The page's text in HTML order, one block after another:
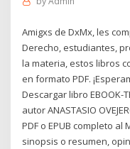
Amigxs de DxMx, les
Derecho, estudiantes,
la materia, estos libros
en formato PDF.
Descargar libro EBOOK-
autor ANASTASIO
PDF o EPUB completo al
sinopsis o resumen,